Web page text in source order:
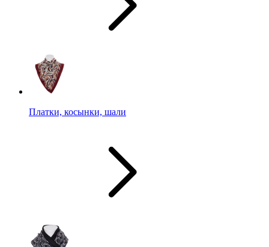
Платки, косынки, шали